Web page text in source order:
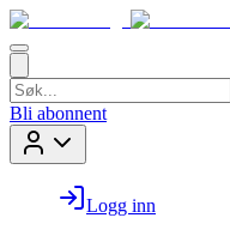
Bli abonnent
Logg inn